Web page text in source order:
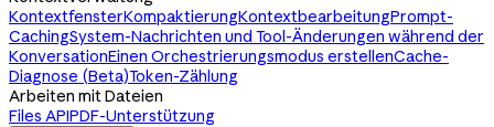
KontextfensterKompaktierungKontextbearbeitungPrompt-
CachingSystem-Nachrichten und Tool-Änderungen während der
KonversationEinen Orchestrierungsmodus erstellenCache-
Diagnose (Beta)Token-Zählung
Arbeiten mit Dateien
Files APIPDF-Unterstützung